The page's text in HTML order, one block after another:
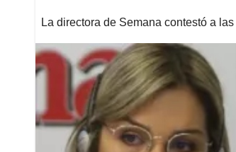
La directora de Semana contestó a